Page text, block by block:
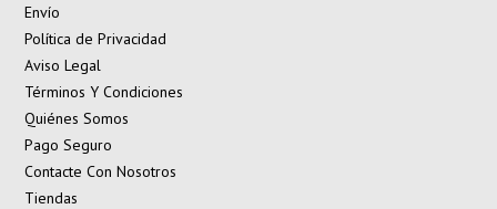
Envío
Política de Privacidad
Aviso Legal
Términos Y Condiciones
Quiénes Somos
Pago Seguro
Contacte Con Nosotros
Tiendas